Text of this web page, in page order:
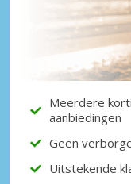
Meerdere
aanbiedingen
Geen
Uitstekende